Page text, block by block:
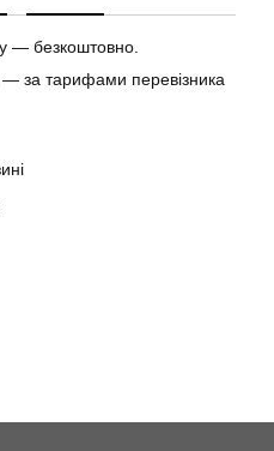
— безкоштовно.
за тарифами перевізника